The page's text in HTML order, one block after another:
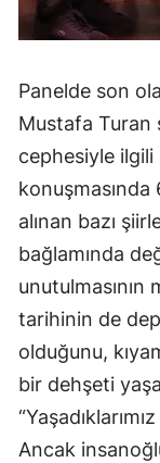
Panelde son
Mustafa Turan
cephesiyle
alınan bazı
bağlamında
unutulmasının
tarihinin de
olduğunu,
bir dehşeti
Ancak